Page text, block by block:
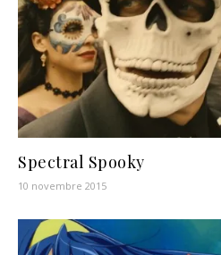
Spectral Spooky
10 novembre 2015